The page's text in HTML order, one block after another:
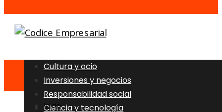
Cultura y ocio
Inversiones y negocios
Responsabilidad social
Ciencia y tecnología
Inicio